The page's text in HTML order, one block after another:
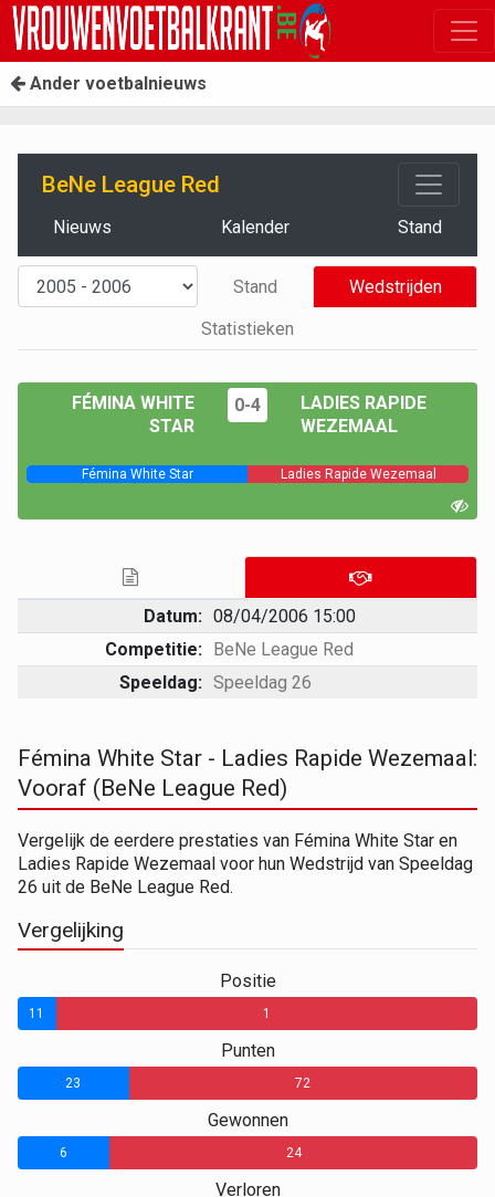
Ander voetbalnieuws
BeNe League Red
Nieuws Kalender Stand
Stand
Wedstrijden
Statistieken
FÉMINA WHITE
STAR
0-4
LADIES RAPIDE
WEZEMAAL
Fémina White Star Ladies Rapide Wezemaal
Datum: 08/04/2006 15:00
Competitie: BeNe League Red
Speeldag: Speeldag 26
Fémina White Star - Ladies Rapide Wezemaal:
Vooraf (BeNe League Red)
Vergelijk de eerdere prestaties van Fémina White Star en
Ladies Rapide Wezemaal voor hun Wedstrijd van Speeldag
26 uit de BeNe League Red.
Vergelijking
Positie
11 1
Punten
23 72
Gewonnen
6 24
Verloren